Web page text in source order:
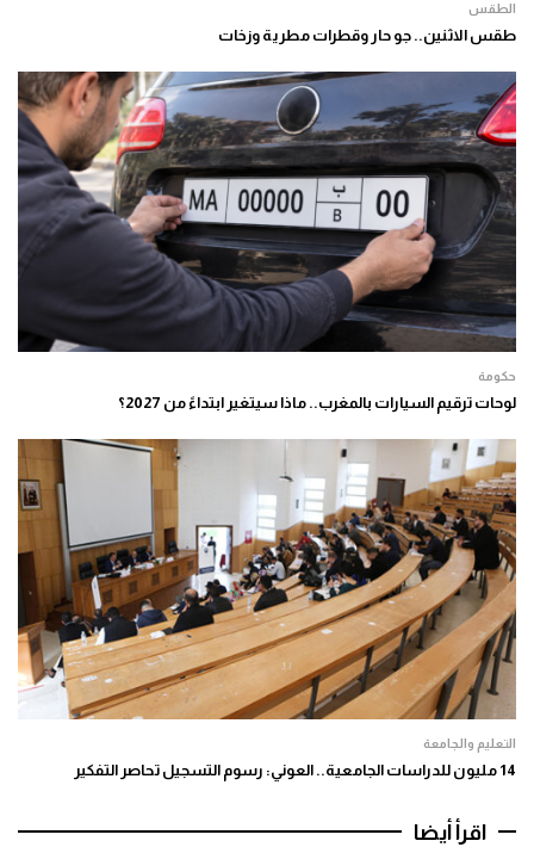
الطقس
طقس الاثنين.. جو حار وقطرات مطرية وزخات
حكومة
لوحات ترقيم السيارات بالمغرب.. ماذا سيتغير ابتداءً من 2027؟
التعليم والجامعة
14 مليون للدراسات الجامعية.. العوني: رسوم التسجيل تحاصر التفكير
اقرأ أيضا